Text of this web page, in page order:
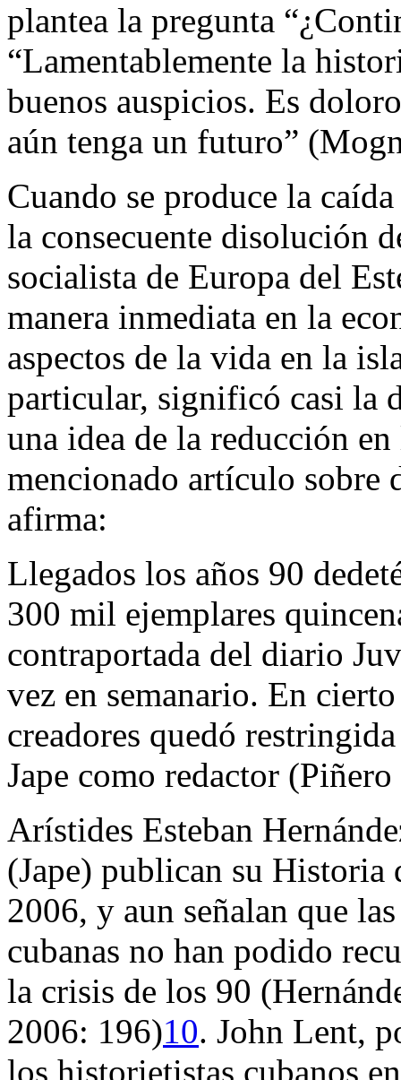
plantea la pregunta
“Lamentablemente la
buenos auspicios. Es
aún tenga un futuro”
Cuando se produce la
la consecuente disolución
socialista de Europa del
manera inmediata en la
aspectos de la vida en la
particular, significó casi la
una idea de la reducción
mencionado artículo sobre
afirma:
Llegados los años 90
300 mil ejemplares
contraportada del diario
vez en semanario. En
creadores quedó
Jape como redactor
Arístides Esteban
(Jape) publican su Historia
2006, y aun señalan que
cubanas no han podido
la crisis de los 90
2006: 196)10. John Lent,
los historietistas cubanos